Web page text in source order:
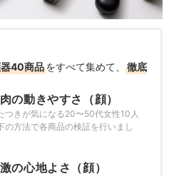
40商品をすべて集めて、
徹底
の動きやすさ（顔）
つきが気になる20〜50代女性10人
の方法で各商品の検証を行いまし
の心地よさ（顔）